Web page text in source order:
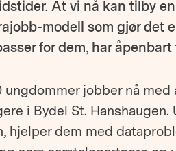
At vi nå kan tilby
modell som gjør det
for dem, har
ungdommer jobber nå
i Bydel St.
hjelper dem med